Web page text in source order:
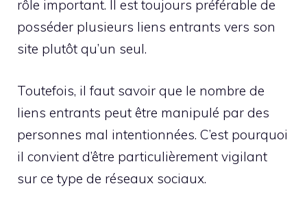
rôle important. Il est toujours préférable de
posséder plusieurs liens entrants vers son
site plutôt qu’un seul.
Toutefois, il faut savoir que le nombre de
liens entrants peut être manipulé par des
personnes mal intentionnées. C’est pourquoi
il convient d’être particulièrement vigilant
sur ce type de réseaux sociaux.